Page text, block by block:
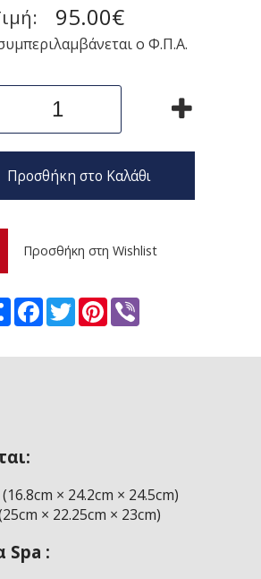
95.00€
ο Φ.Π.Α.
Προσθήκη στο Καλάθι
Προσθήκη στη Wishlist
ShareFacebook
TwitterPinterest
Viber
× 24.2cm × 24.5cm)
× 22.25cm × 23cm)
Spa :